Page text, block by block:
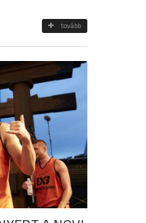
tovább